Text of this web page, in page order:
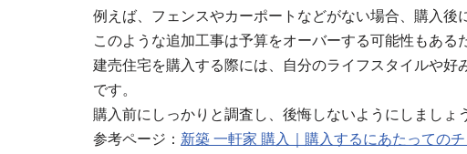
例えば、フェンスやカーポートなどがない場合、購入後
このような追加工事は予算をオーバーする可能性もある
建売住宅を購入する際には、自分のライフスタイルや
です。
購入前にしっかりと調査し、後悔しないようにしましょ
参考ページ： 新築 一軒家 購入｜購入するにあたっての